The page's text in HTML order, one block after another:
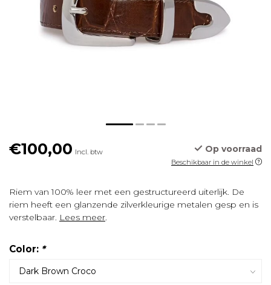
€100,00 Incl. btw Op voorraad
Beschikbaar in de winkel
Riem van 100% leer met een gestructureerd uiterlijk. De
riem heeft een glanzende zilverkleurige metalen gesp en is
verstelbaar. Lees meer.
Color: *